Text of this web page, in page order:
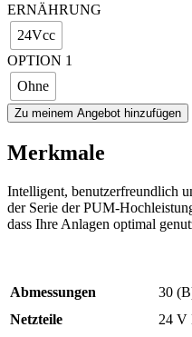
ERNÄHRUNG
24Vcc
OPTION 1
Ohne
Zu meinem Angebot hinzufügen
Merkmale
Intelligent, benutzerfreundlich
der Serie der PUM-
dass Ihre Anlagen optimal
Abmessungen
30
Netzteile
24 V